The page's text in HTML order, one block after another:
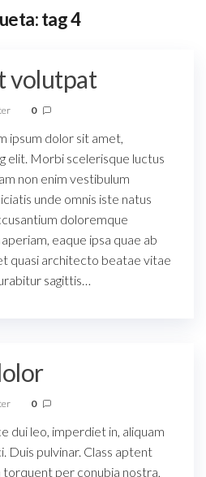
tag 4
volutpat
0
ipsum dolor sit amet,
elit. Morbi scelerisque luctus
non enim vestibulum
unde omnis iste natus
doloremque
eaque ipsa quae ab
quasi architecto beatae vitae
sagittis…
0
dui leo, imperdiet in, aliquam
Duis pulvinar. Class aptent
per conubia nostra,